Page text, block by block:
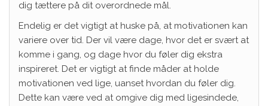
dig tættere på dit overordnede mål.
Endelig er det vigtigt at huske på, at motivationen kan
variere over tid. Der vil være dage, hvor det er svært at
komme i gang, og dage hvor du føler dig ekstra
inspireret. Det er vigtigt at finde måder at holde
motivationen ved lige, uanset hvordan du føler dig.
Dette kan være ved at omgive dig med ligesindede,